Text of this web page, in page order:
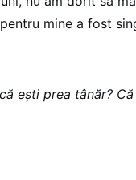
mine a fost
ești prea tânăr?